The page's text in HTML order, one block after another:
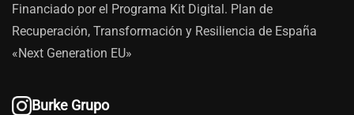
Financiado por el Programa Kit Digital. Plan de
Recuperación, Transformación y Resiliencia de España
«Next Generation EU»
Burke Grupo